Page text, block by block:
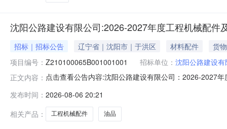
沈阳公路建设有限公司:2026-2027年度工程机械配件
招标｜招标公告 辽宁省｜沈阳市｜于洪区 材料配件
货物
项目编号： Z210100065B001001001 招标单位： 沈阳公路建设
正文内容： 点击查看公告内容:沈阳公路建设有限公司：2026-2027
发布时间： 2026-08-06 20:21
相关产品：
工程机械配件 油品